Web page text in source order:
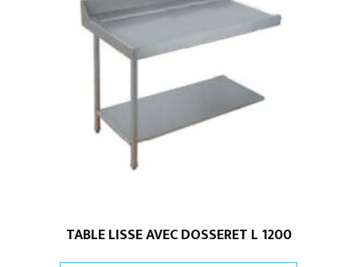
TABLE LISSE AVEC DOSSERET L 1200